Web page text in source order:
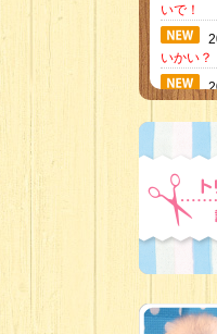
いで！
いかい？
シにゃん
ピンシャ